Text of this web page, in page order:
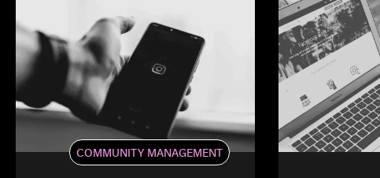
COMMUNITY MANAGEMENT